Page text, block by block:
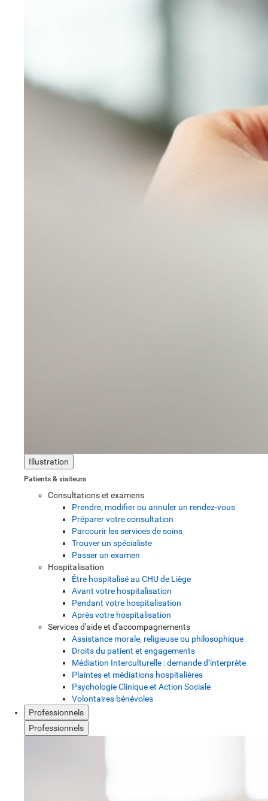
Illustration
Patients & visiteurs
Consultations et examens
Prendre, modifier ou annuler un rendez-vous
Préparer votre consultation
Parcourir les services de soins
Trouver un spécialiste
Passer un examen
Hospitalisation
Être hospitalisé au CHU de Liège
Avant votre hospitalisation
Pendant votre hospitalisation
Après votre hospitalisation
Services d'aide et d'accompagnements
Assistance morale, religieuse ou philosophique
Droits du patient et engagements
Médiation Interculturelle : demande d’interprète
Plaintes et médiations hospitalières
Psychologie Clinique et Action Sociale
Volontaires bénévoles
Professionnels
Professionnels